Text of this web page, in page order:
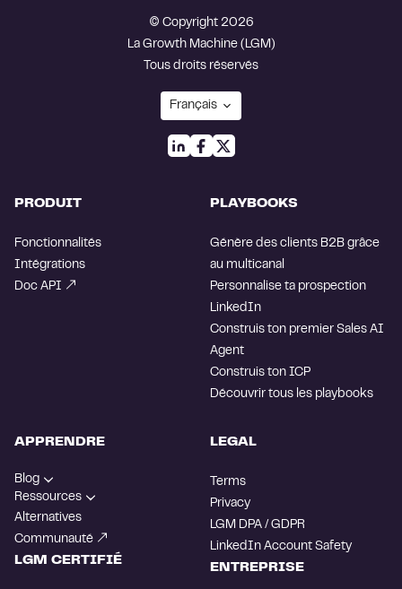
© Copyright 2026
La Growth Machine (LGM)
Tous droits réservés
PRODUIT
Fonctionnalités
Intégrations
Doc API
PLAYBOOKS
Génère des clients B2B grâce
au multicanal
Personnalise ta prospection
LinkedIn
Construis ton premier Sales AI
Agent
Construis ton ICP
Découvrir tous les playbooks
APPRENDRE
Blog
Ressources
Alternatives
Communauté
LGM CERTIFIÉ
LEGAL
Terms
Privacy
LGM DPA / GDPR
LinkedIn Account Safety
ENTREPRISE